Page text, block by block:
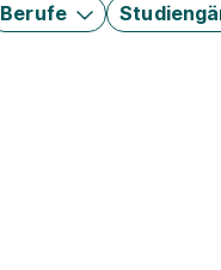
Berufe